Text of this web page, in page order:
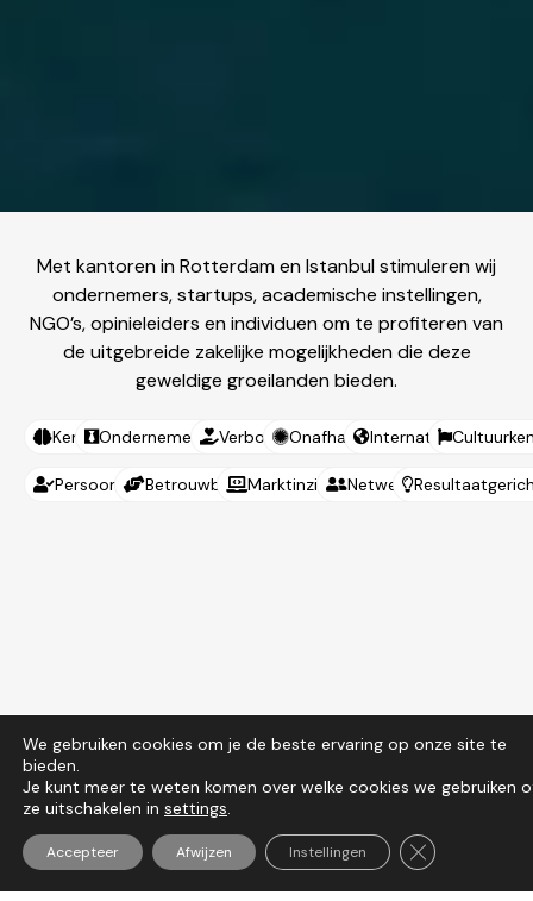
Met kantoren in Rotterdam en Istanbul stimuleren wij
ondernemers, startups, academische instellingen,
NGO’s, opinieleiders en individuen om te profiteren van
de uitgebreide zakelijke mogelijkheden die deze
geweldige groeilanden bieden.
KennisOndernemersgerichtVerbondenOnafhankelijkInternationaal
Persoonlijk BetrouwbaarMarktinzichtNetwerk
We gebruiken cookies om je de beste ervaring op onze site te
bieden.
Je kunt meer te weten komen over welke cookies we gebruiken
ze uitschakelen in settings.
Accepteer Afwijzen Instellingen Sluit AVG/